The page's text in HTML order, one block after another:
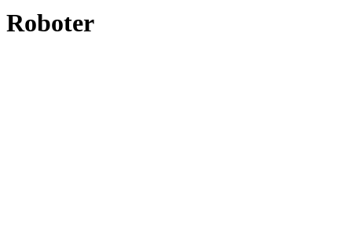
Roboter